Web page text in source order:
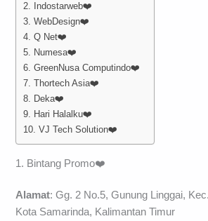
2. Indostarweb❤️
3. WebDesign❤️
4. Q Net❤️
5. Numesa❤️
6. GreenNusa Computindo❤️
7. Thortech Asia❤️
8. Deka❤️
9. Hari Halalku❤️
10. VJ Tech Solution❤️
1. Bintang Promo❤️
Alamat: Gg. 2 No.5, Gunung Linggai,
Kota Samarinda, Kalimantan Timur